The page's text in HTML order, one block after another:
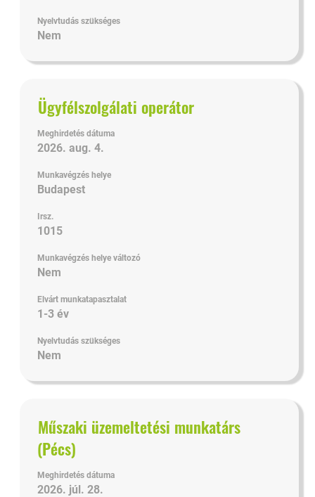
Nyelvtudás szükséges
Nem
Cím
Ügyfélszolgálati operátor
Meghirdetés dátuma
2026. aug. 4.
Munkavégzés helye
Budapest
Irsz.
1015
Munkavégzés helye változó
Nem
Elvárt munkatapasztalat
1-3 év
Nyelvtudás szükséges
Nem
Jelölje
ki
a
szóköz
az
állásinformáció
teljes
tartalmának
Cím
Műszaki üzemeltetési munkatárs
(Pécs)
Meghirdetés dátuma
2026. júl. 28.
Jelölje
ki
a
szóköz
billentyűvel